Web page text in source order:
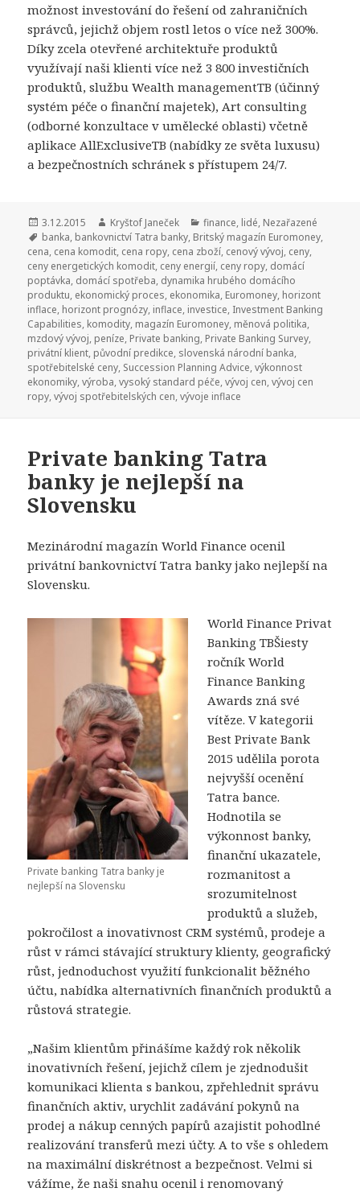
možnost investování do řešení od zahraničních
správců, jejichž objem rostl letos o více než 300%.
Díky zcela otevřené architektuře produktů
využívají naši klienti více než 3 800 investičních
produktů, službu Wealth managementTB (účinný
systém péče o finanční majetek), Art consulting
(odborné konzultace v umělecké oblasti) včetně
aplikace AllExclusiveTB (nabídky ze světa luxusu)
a bezpečnostních schránek s přístupem 24/7.
Publikováno:
3.12.2015 Autor:
Kryštof Janeček Rubriky:
finance, lidé, Nezařazené
Štítky:
banka, bankovnictví Tatra banky, Britský magazín Euromoney,
cena, cena komodit, cena ropy, cena zboží, cenový vývoj, ceny,
ceny energetických komodit, ceny energií, ceny ropy, domácí
poptávka, domácí spotřeba, dynamika hrubého domácího
produktu, ekonomický proces, ekonomika, Euromoney, horizont
inflace, horizont prognózy, inflace, investice, Investment Banking
Capabilities, komodity, magazín Euromoney, měnová politika,
mzdový vývoj, peníze, Private banking, Private Banking Survey,
privátní klient, původní predikce, slovenská národní banka,
spotřebitelské ceny, Succession Planning Advice,výkonnost
ekonomiky,výroba,vysoký standard péče,vývoj cen,vývoj cen
ropy,vývoj spotřebitelských cen,vývoje inflace
Private banking Tatra
banky je nejlepší na
Slovensku
Mezinárodní magazín World Finance ocenil
privátní bankovnictví Tatra banky jako nejlepší na
Slovensku.
Private banking Tatra banky je
nejlepší na Slovensku
World Finance Privat
Banking TBŠiesty
ročník World
Finance Banking
Awards zná své
vítěze. V kategorii
Best Private Bank
2015 udělila porota
nejvyšší ocenění
Tatra bance.
Hodnotila se
výkonnost banky,
finanční ukazatele,
rozmanitost a
srozumitelnost
produktů a služeb,
pokročilost a inovativnost CRM systémů, prodeje a
růst v rámci stávající struktury klienty, geografický
růst, jednoduchost využití funkcionalit běžného
účtu, nabídka alternativních finančních produktů a
růstová strategie.
„Našim klientům přinášíme každý rok několik
inovativních řešení, jejichž cílem je zjednodušit
komunikaci klienta s bankou, zpřehlednit správu
finančních aktiv, urychlit zadávání pokynů na
prodej a nákup cenných papírů azajistit pohodlné
realizování transferů mezi účty. A to vše s ohledem
na maximální diskrétnost a bezpečnost. Velmi si
vážíme, že naši snahu ocenil i renomovaný